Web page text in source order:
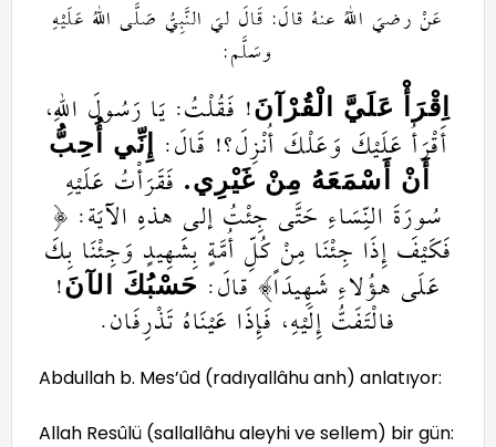
عَنْ رضيَ اللهُ عنهُ قالَ: قَالَ ليَ النَّبِيُّ صَلَّى اللهُ عَلَيْهِ
وسَلَّم:
اِقْرَأْ عَلَيَّ الْقُرْآنَ! فَقُلْتُ: يَا رَسُولَ اللهِ،
أَقْرَأُ عَلَيْكَ وَعَلْكَ أُنْزِلَ؟! قَالَ:
إِنِّي أُحِبُّ
أَنْ أَسْمَعَهُ مِنْ غَيْرِي. فَقَرَأْتُ عَلَيْهِ
سُورَةَ النِّسَاءِ حَتَّى جِئْتُ إلى هذهِ الآيَة: ﴿
فَكَيْفَ إِذَا جِئْنَا مِنْ كُلِّ أُمَّةٍ بِشَهِيدٍ وَجِئْنَا بِكَ
عَلَى هؤُلاءِ شَهِيدَاً﴾ قالَ: حَسْبُكَ الآنَ!
فالْتَفَتُّ إِلَيْهِ، فَإِذَا عَيْنَاهُ تَذْرِفَان.
Abdullah b. Mes’ûd (radıyallâhu anh) anlatıyor:
Allah Resûlü (sallallâhu aleyhi ve sellem) bir gün: